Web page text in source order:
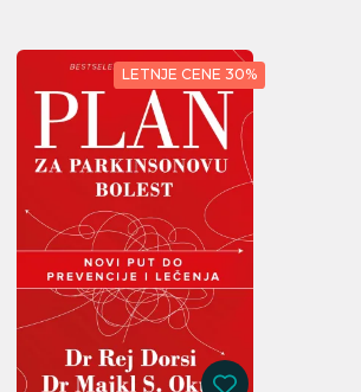
LETNJE CENE 30%